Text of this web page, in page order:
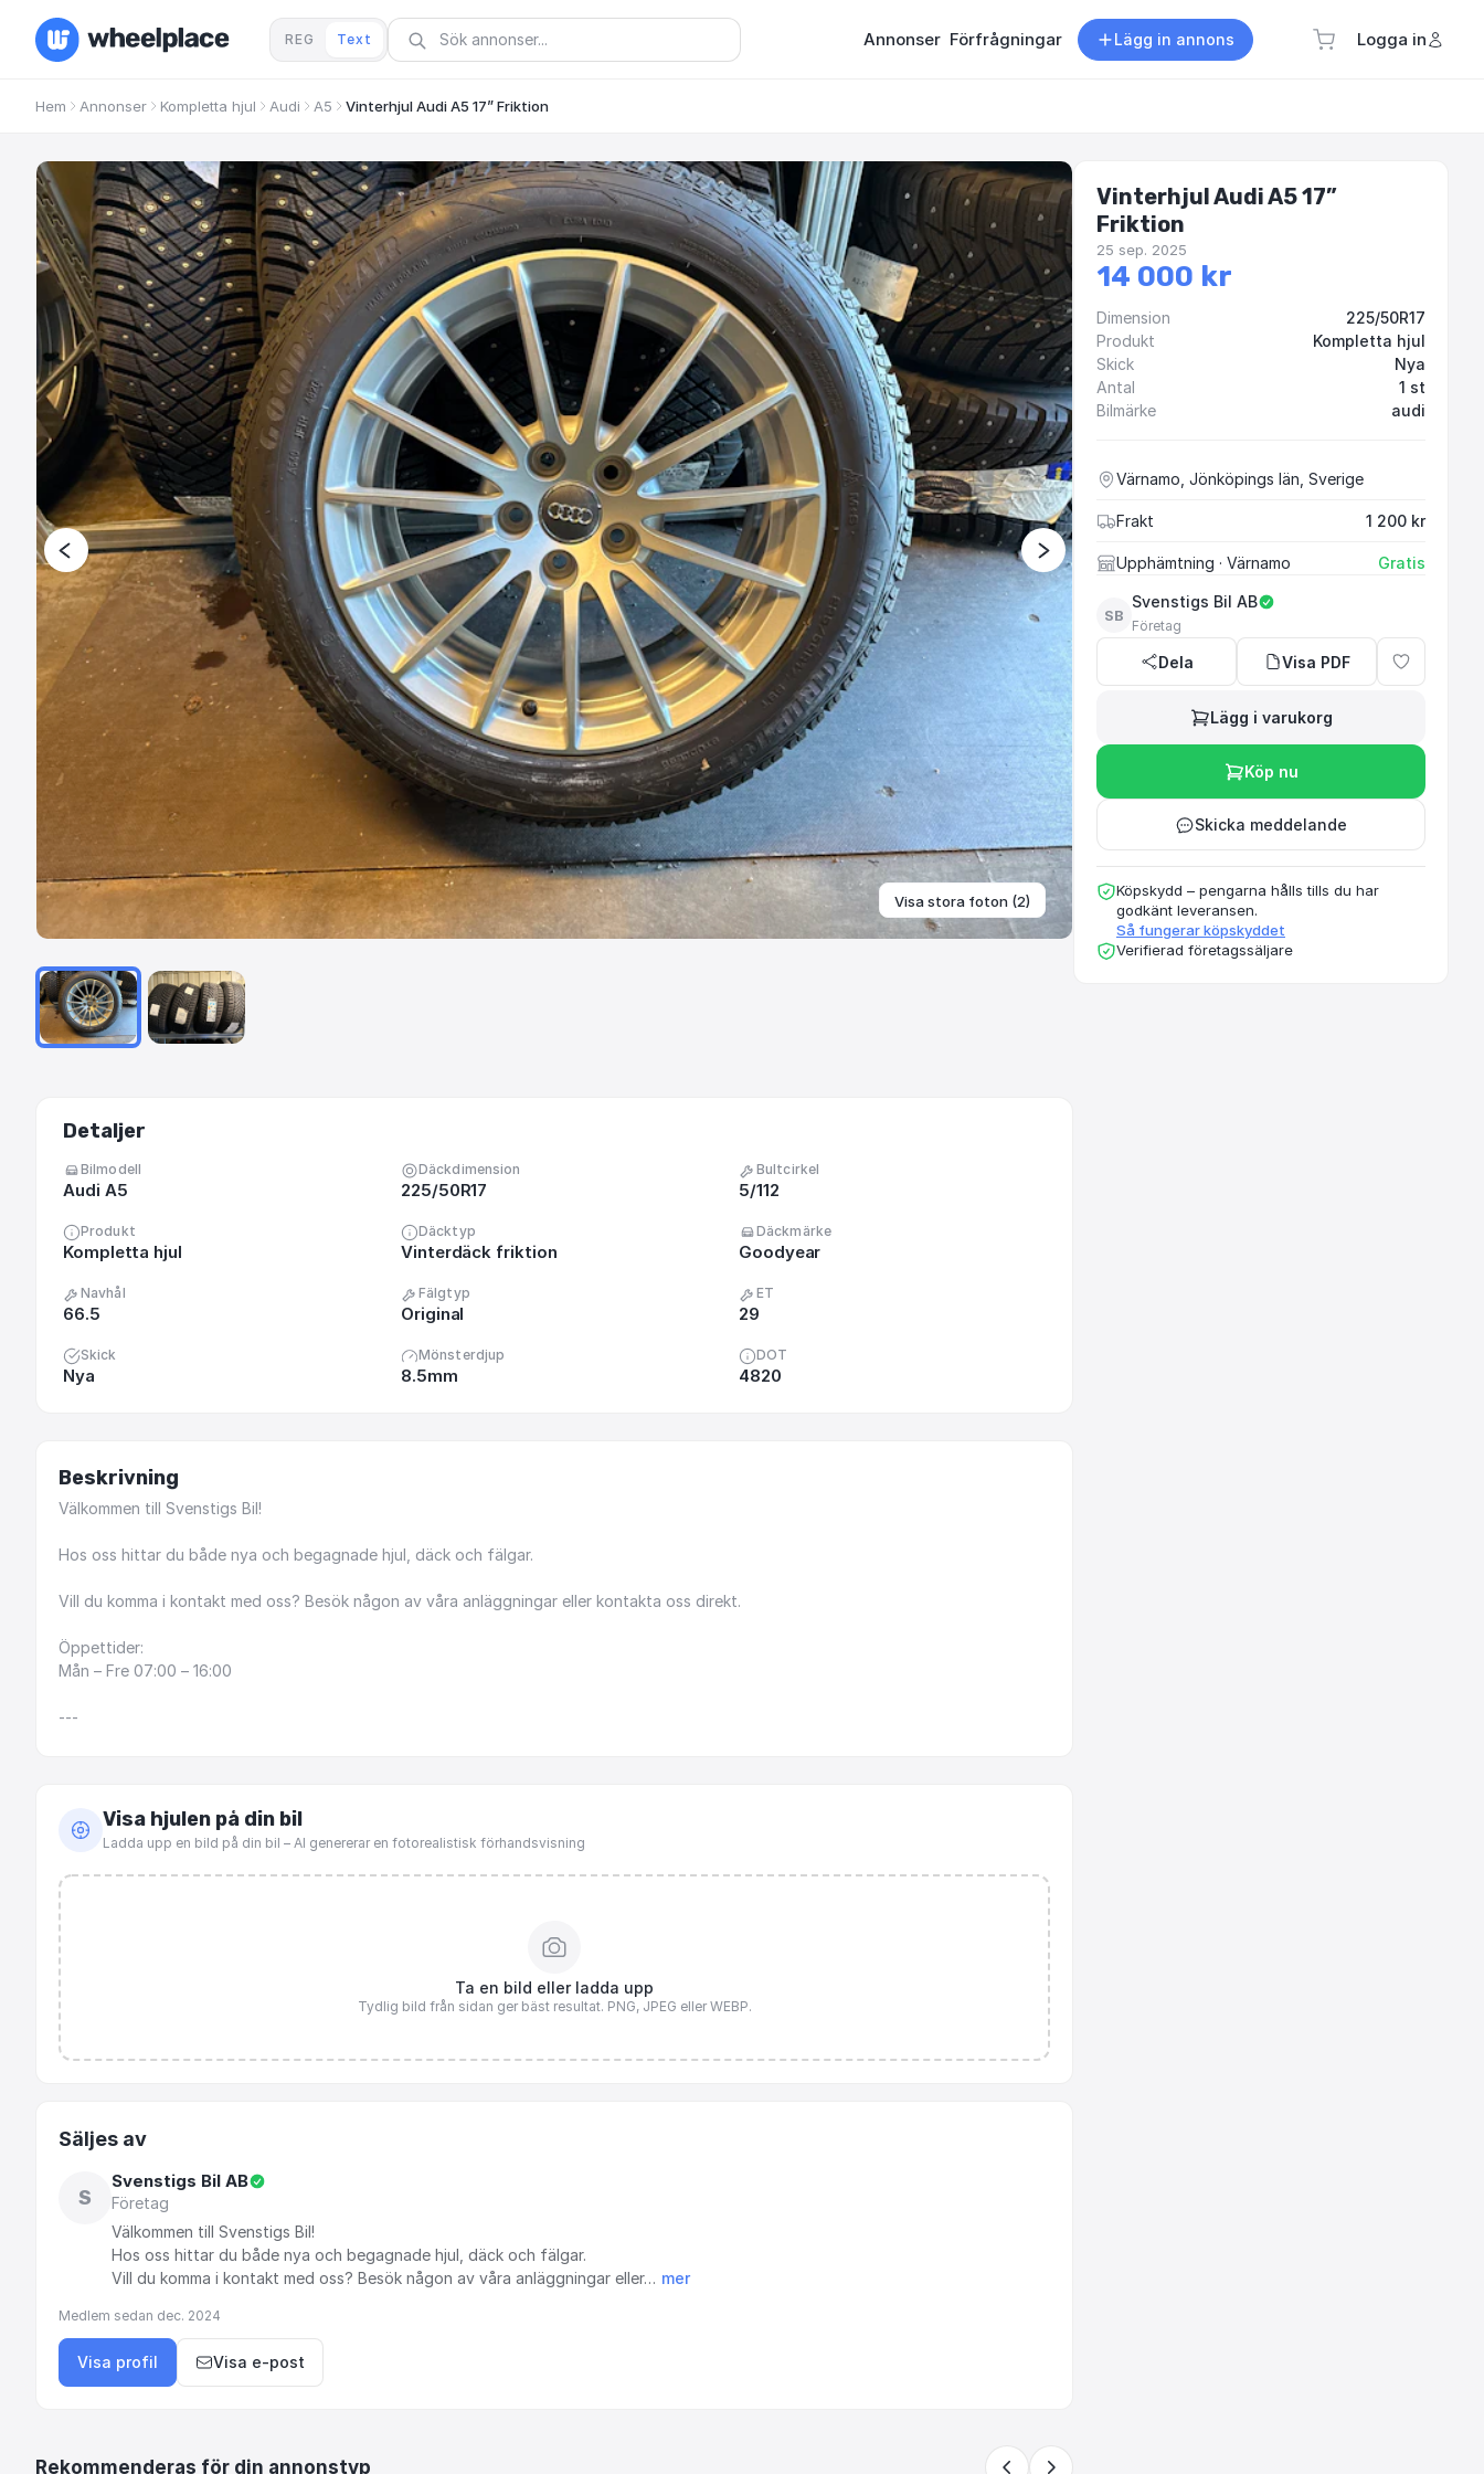
REG Text Annonser Förfrågningar Lägg in annons Logga in
Hem Annonser Kompletta hjul Audi A5 Vinterhjul Audi A5 17” Friktion
Välkommen till
Visa stora foton (2)
Detaljer
Bilmodell
Audi A5
Däckdimension
225/50R17
Bultcirkel
5/112
Produkt
Kompletta hjul
Däcktyp
Vinterdäck friktion
Däckmärke
Goodyear
Navhål
66.5
Fälgtyp
Original
ET
29
Skick
Nya
Mönsterdjup
8.5mm
DOT
4820
Beskrivning
Välkommen till Svenstigs Bil!
Hos oss hittar du både nya och begagnade hjul, däck och fälgar.
Vill du komma i kontakt med oss? Besök någon av våra anläggningar eller kontakta oss direkt.
Öppettider:
Mån – Fre 07:00 – 16:00
---
Visa hjulen på din bil
Ladda upp en bild på din bil – AI genererar en fotorealistisk förhandsvisning
Ta en bild eller ladda upp
Tydlig bild från sidan ger bäst resultat. PNG, JPEG eller WEBP.
Säljes av
S
Svenstigs Bil AB
Företag
Välkommen till Svenstigs Bil!
Hos oss hittar du både nya och begagnade hjul, däck och fälgar.
Vill du komma i kontakt med oss? Besök någon av våra anläggningar eller… mer
Medlem sedan dec. 2024
Visa profil Visa e-post
Rekommenderas för din annonstyp
Vinterhjul Audi A5 17”
Friktion
25 sep. 2025
14 000 kr
Dimension
225/50R17
Produkt
Kompletta hjul
Skick
Nya
Antal
1 st
Bilmärke
audi
Värnamo, Jönköpings län, Sverige
Frakt 1 200 kr
Upphämtning · Värnamo Gratis
SB
Svenstigs Bil AB
Företag
Dela Visa PDF
Lägg i varukorg
Köp nu
Skicka meddelande
Köpskydd – pengarna hålls tills du har
godkänt leveransen.
Så fungerar köpskyddet
Verifierad företagssäljare